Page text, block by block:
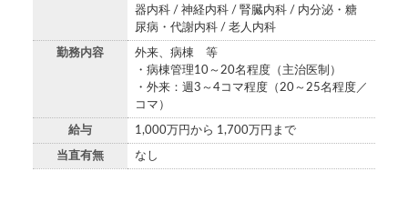
器内科 / 神経内科 / 腎臓内科 / 内分泌・糖
尿病・代謝内科 / 老人内科
勤務内容
外来、病棟 等
・病棟管理10～20名程度（主治医制）
・外来：週3～4コマ程度（20～25名程度／
コマ）
給与 1,000万円から 1,700万円まで
当直有無 なし